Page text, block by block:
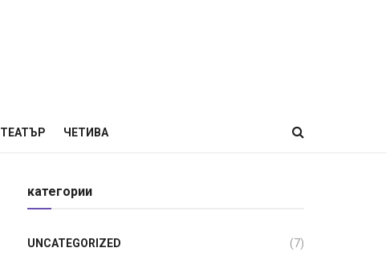
ТЕАТЪР ЧЕТИВА
категории
UNCATEGORIZED (7)